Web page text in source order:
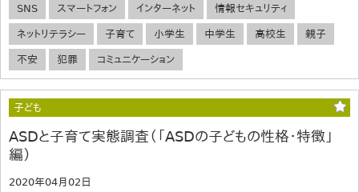
SNS スマートフォン インターネット 情報セキュリティ
ネットリテラシー 子育て 小学生 中学生 高校生 親子
不安 犯罪 コミュニケーション
子ども
ASDと子育て実態調査（「ASDの子どもの性格・特徴」
編）
2020年04月02日